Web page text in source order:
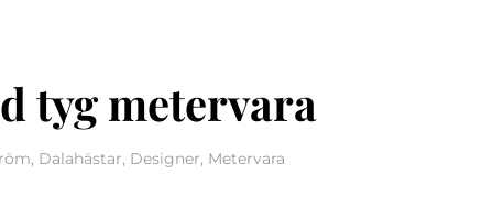
tyg metervara
Dalahästar, Designer, Metervara